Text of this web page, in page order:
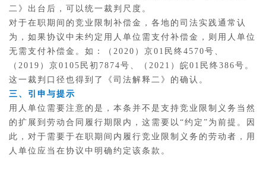
二》出台后，可以统一裁判尺度。
对于在职期间的竞业限制补偿金，各地的司法实践通常认
为，如果协议中未约定用人单位需支付补偿金，则用人单位
无需支付补偿金。如：（2020）京01民终4570号、
（2019）京0105民初7874号、（2021）皖01民终386号。
这一裁判口径也得到了《司法解释二》的确认。
三、引申与提示
用人单位需要注意的是，本条并不是支持竞业限制义务当然
的扩展到劳动合同履行期限内，这需要以“约定”为前提。因
此，对于需要于在职期间内履行竞业限制义务的劳动者，用
人单位应当在协议中明确约定该条款。